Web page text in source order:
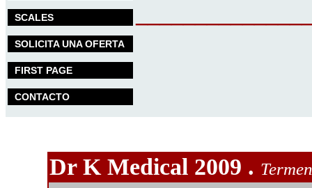
SCALES
SOLICITA UNA OFERTA
FIRST PAGE
CONTACTO
Dr K Medical 2009 .